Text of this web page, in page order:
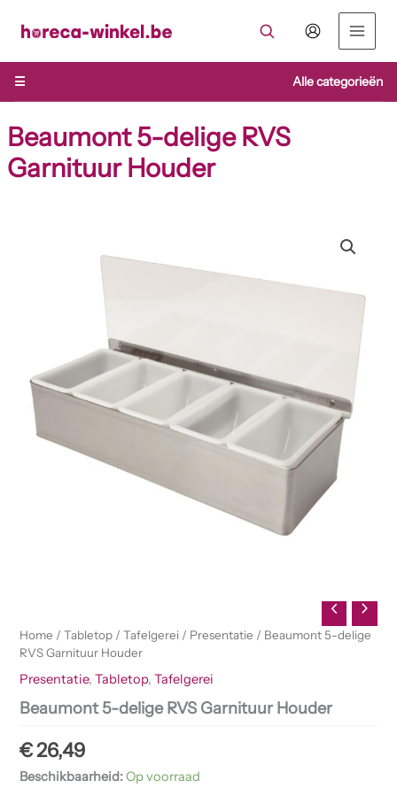
naar
inhoud
☰
Alle categorieën
Beaumont 5-delige RVS
Garnituur Houder
Home /Tabletop /Tafelgerei / Presentatie / Beaumont 5-delige
RVS Garnituur Houder
Presentatie,Tabletop,Tafelgerei
Beaumont 5-delige RVS Garnituur Houder
€26,49
Beschikbaarheid:Op voorraad